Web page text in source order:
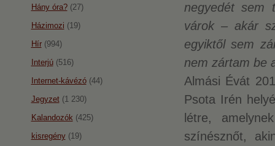
negyedét sem
várok – akár
egyiktől sem
nem zártam be
Almási Évát
Psota Irén
létre,
színésznőt,
Hány óra?(27)
Házimozi (19)
Hír(994)
Interjú(516)
Internet-kávézó(44)
Jegyzet(1 230)
Kalandozók (425)
kisregény(19)